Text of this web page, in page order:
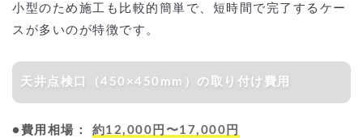
小型のため施工も比較的簡単で、短時間で完了するケー
スが多いのが特徴です。
天井点検口（450×450mm）の取り付け費用
●費用相場： 約12,000円〜17,000円